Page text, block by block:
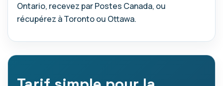
Ontario, recevez par Postes Canada, ou
récupérez à Toronto ou Ottawa.